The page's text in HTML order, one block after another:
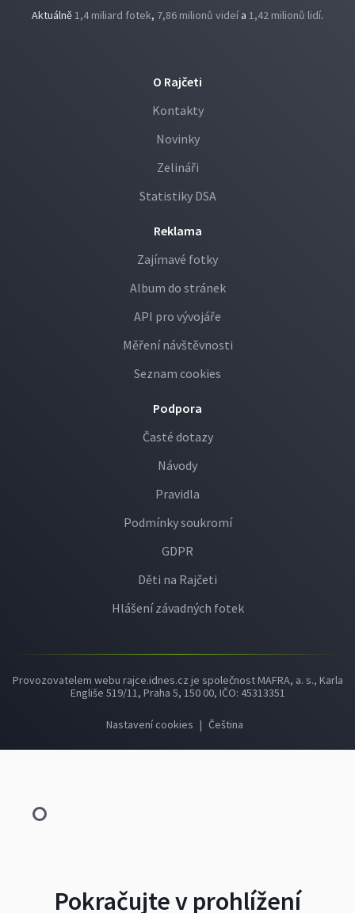
Aktuálně1,4 miliard fotek, 7,86 milionů videí a 1,42 milionů lidí.
O Rajčeti
Kontakty
Novinky
Zelináři
Statistiky DSA
Reklama
Zajímavé fotky
Album do stránek
API pro vývojáře
Měření návštěvnosti
Seznam cookies
Podpora
Časté dotazy
Návody
Pravidla
Podmínky soukromí
GDPR
Děti na Rajčeti
Hlášení závadných fotek
Provozovatelem webu rajce.idnes.cz je společnost MAFRA, a. s., Karla
Engliše 519/11, Praha 5, 150 00, IČO: 45313351
Nastavení cookies | Čeština
Pokračujte v prohlížení